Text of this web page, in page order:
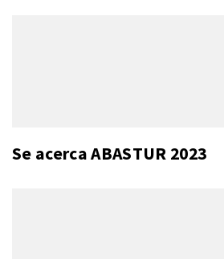
Se acerca ABASTUR 2023